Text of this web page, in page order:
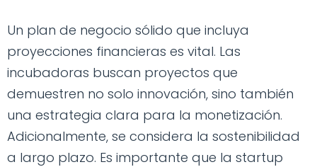
Un plan de negocio sólido que incluya
proyecciones financieras es vital. Las
incubadoras buscan proyectos que
demuestren no solo innovación, sino también
una estrategia clara para la monetización.
Adicionalmente, se considera la sostenibilidad
a largo plazo. Es importante que la startup